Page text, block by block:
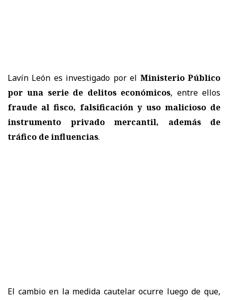
Lavín León es investigado por el Ministerio Público
por una serie de delitos económicos, entre ellos
fraude al fisco, falsificación y uso malicioso de
instrumento privado mercantil, además de
tráfico de influencias.
El cambio en la medida cautelar ocurre luego de que,